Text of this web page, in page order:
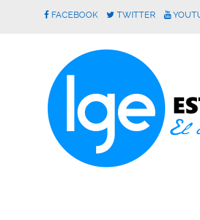
FACEBOOK TWITTER